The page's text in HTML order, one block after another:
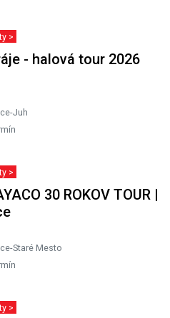
>
- halová tour 2026
Juh
>
30 ROKOV TOUR |
Staré Mesto
>